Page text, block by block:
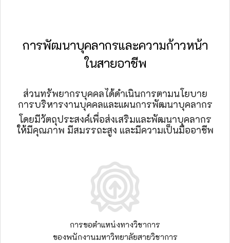
การพัฒนาบุคลากรและความก้าวหน้า
ในสายอาชีพ
ส่วนทรัพยากรบุคคลได้ดำเนินการตามนโยบาย
การบริหารงานบุคคลและแผนการพัฒนาบุคลากร
โดยมีวัตถุประสงค์เพื่อส่งเสริมและพัฒนาบุคลากร
ให้มีคุณภาพ มีสมรรถะสูง และมีความเป็นมืออาชีพ
การขอตำแหน่งทางวิชาการ
ของพนักงานมหาวิทยาลัยสายวิชาการ